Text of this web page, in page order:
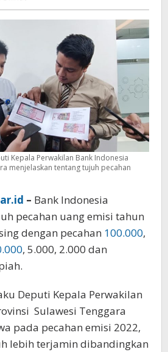
Keamanan
Kepala Perwakilan Bank Indonesia
menjelaskan tentang tujuh pecahan
– Bank Indonesia
pecahan uang emisi tahun
dengan pecahan 100.000,
, 5.000, 2.000 dan
Deputi Kepala Perwakilan
Sulawesi Tenggara
pada pecahan emisi 2022,
lebih terjamin dibandingkan